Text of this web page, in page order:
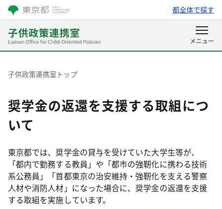
都全体で探す
子供政策連携室トップ
奨学金の返還を支援する取組につ
いて
東京都では、奨学金の貸与を受けていた大学生等が、
「都内で勤務する教員」や「都市の強靭化に携わる技術
系公務員」「首都東京の治安維持・強靭化を支える警察
人材や消防人材」になった場合に、奨学金の返還を支援
する取組を実施しています。